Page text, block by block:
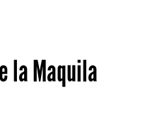
la Maquila